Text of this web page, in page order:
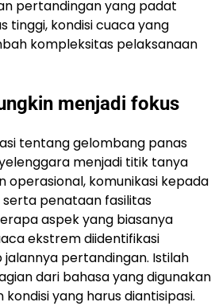
pertandingan yang padat
tinggi, kondisi cuaca yang
kompleksitas pelaksanaan
menjadi fokus
tentang gelombang panas
menjadi titik tanya
operasional, komunikasi kepada
penataan fasilitas
aspek yang biasanya
ekstrem diidentifikasi
pertandingan. Istilah
dari bahasa yang digunakan
yang harus diantisipasi.